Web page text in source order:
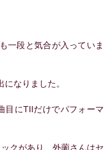
段と気合が入っていま
なりました。
にTIIだけでパフォーマ
クがあり、外薗さんはセ